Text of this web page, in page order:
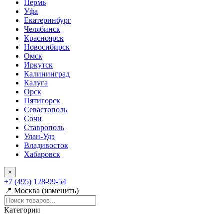
Пермь
Уфа
Екатеринбург
Челябинск
Красноярск
Новосибирск
Омск
Иркутск
Калининград
Калуга
Орск
Пятигорск
Севастополь
Сочи
Ставрополь
Улан-Удэ
Владивосток
Хабаровск
×
+7 (495) 128-99-54
📍 Москва (изменить)
Категории